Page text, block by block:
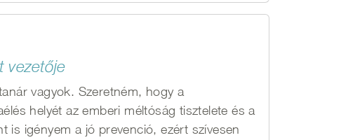
vezetője
vagyok. Szeretném, hogy a
helyét az emberi méltóság tisztelete és a
is igényem a jó prevenció, ezért szívesen